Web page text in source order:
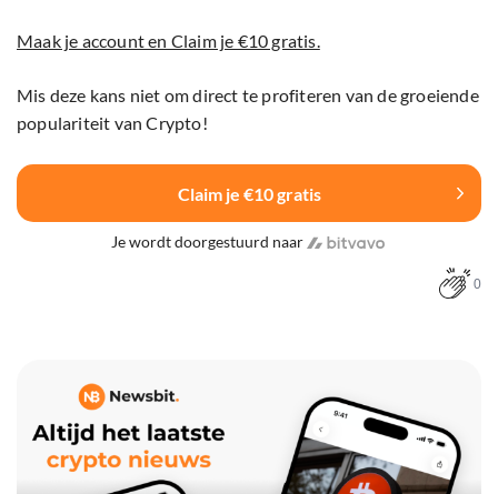
Maak je account en Claim je €10 gratis.
Mis deze kans niet om direct te profiteren van de groeiende
populariteit van Crypto!
Claim je €10 gratis
Je wordt doorgestuurd naar
0